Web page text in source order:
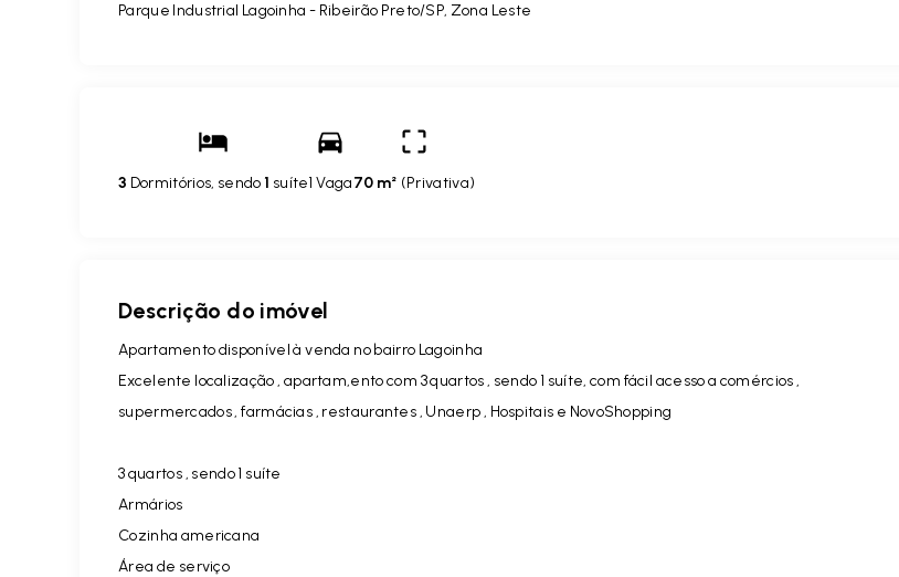
Parque Industrial Lagoinha - Ribeirão Preto/SP, Zona Leste
3 Dormitórios, sendo1 suíte1 Vaga70 m² (Privativa)
Descrição do imóvel
Apartamento disponível à venda no bairro Lagoinha
Excelente localização , apartam,ento com 3 quartos , sendo 1 suíte, com fácil acesso a comércios ,
supermercados , farmácias , restaurantes , Unaerp , Hospitais e NovoShopping
3 quartos , sendo 1 suíte
Armários
Cozinha americana
Área de serviço